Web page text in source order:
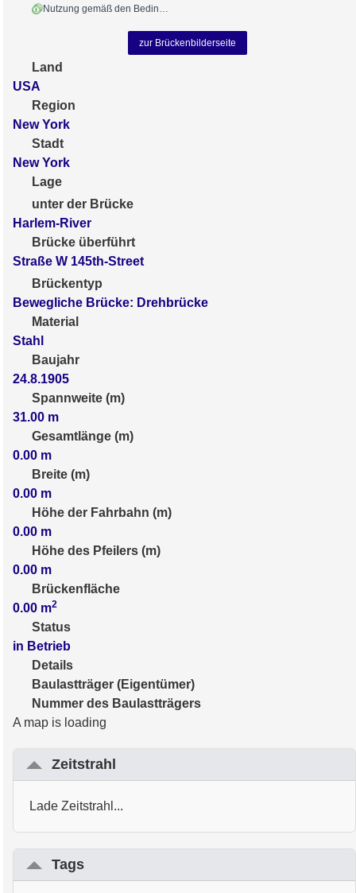
Nutzung gemäß den Bedingungen
zur Brückenbilderseite
Land
USA
Region
New York
Stadt
New York
Lage
unter der Brücke
Harlem-River
Brücke überführt
Straße W 145th-Street
Brückentyp
Bewegliche Brücke: Drehbrücke
Material
Stahl
Baujahr
24.8.1905
Spannweite (m)
31.00 m
Gesamtlänge (m)
0.00 m
Breite (m)
0.00 m
Höhe der Fahrbahn (m)
0.00 m
Höhe des Pfeilers (m)
0.00 m
Brückenfläche
0.00 m2
Status
in Betrieb
Details
Baulastträger (Eigentümer)
Nummer des Baulastträgers
A map is loading
Zeitstrahl
Lade Zeitstrahl...
Tags